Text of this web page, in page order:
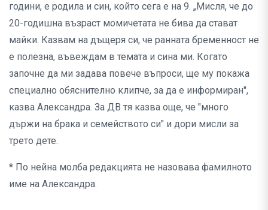
години, е родила и син, който сега е на 9. „Мисля, че до
20-годишна възраст момичетата не бива да стават
майки. Казвам на дъщеря си, че ранната бременност не
е полезна, въвеждам в темата и сина ми. Когато
започне да ми задава повече въпроси, ще му покажа
специално обяснително клипче, за да е информиран",
казва Александра. За ДВ тя казва още, че "много
държи на брака и семейството си" и дори мисли за
трето дете.
* По нейна молба редакцията не назовава фамилното
име на Александра.